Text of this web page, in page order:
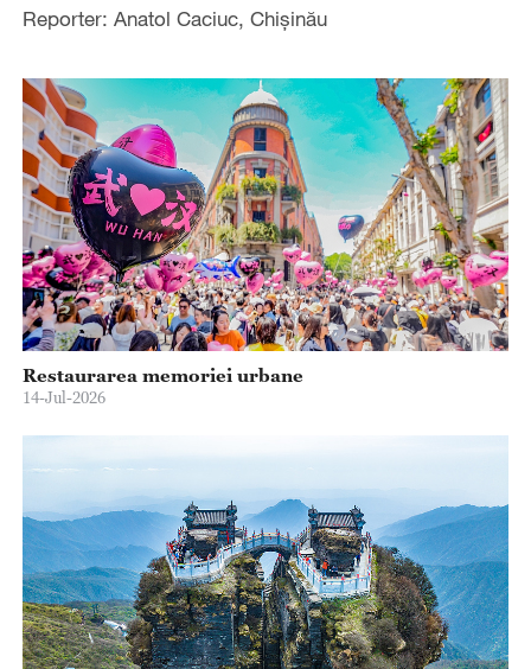
Reporter: Anatol Caciuc, Chișinău
Restaurarea memoriei urbane
14-Jul-2026